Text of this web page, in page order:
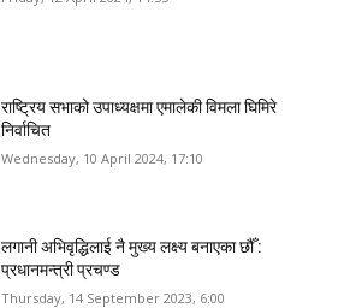
राष्ट्रिय सभाको उपाध्यक्षमा एमालेकी विमला घिमिरे
निर्वाचित
Wednesday, 10 April 2024, 17:10
लगानी अभिवृद्धिलाई नै मुख्य लक्ष्य बनाएका छौँ :
प्रधानमन्त्री प्रचण्ड
Thursday, 14 September 2023, 6:00